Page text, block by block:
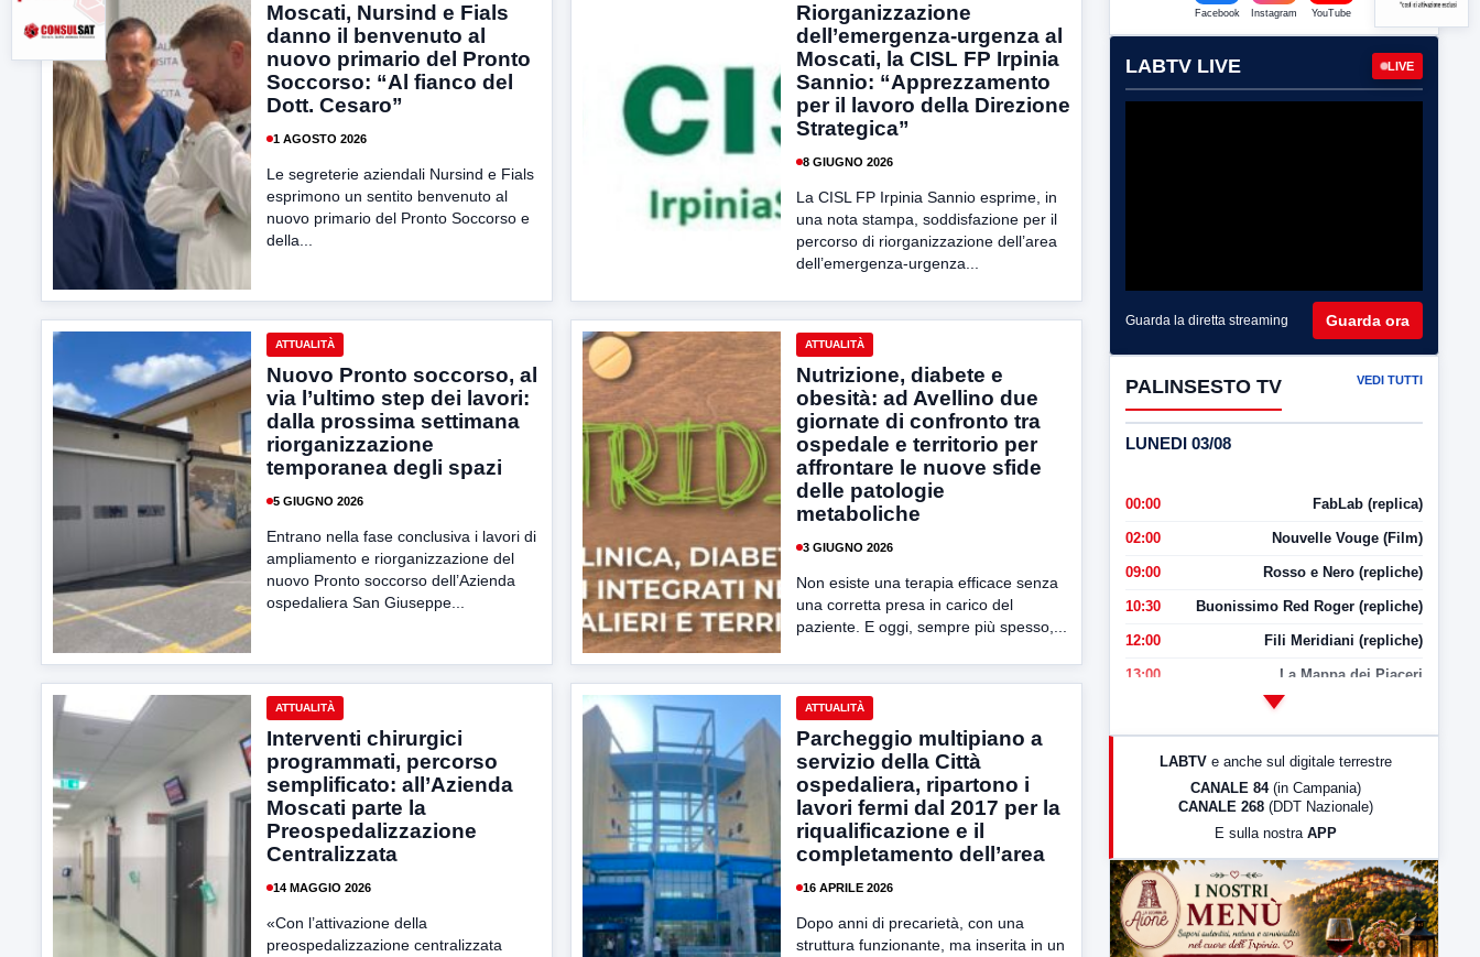
Moscati, Nursind e Fials
danno il benvenuto al
nuovo primario del Pronto
Soccorso: “Al fianco del
Dott. Cesaro”
1 AGOSTO 2026
Le segreterie aziendali Nursind e Fials
esprimono un sentito benvenuto al
nuovo primario del Pronto Soccorso e
della...
Riorganizzazione
dell’emergenza-urgenza al
Moscati, la CISL FP Irpinia
Sannio: “Apprezzamento
per il lavoro della Direzione
Strategica”
8 GIUGNO 2026
La CISL FP Irpinia Sannio esprime, in
una nota stampa, soddisfazione per il
percorso di riorganizzazione dell’area
dell’emergenza-urgenza...
ATTUALITÀ
Nuovo Pronto soccorso, al
via l’ultimo step dei lavori:
dalla prossima settimana
riorganizzazione
temporanea degli spazi
5 GIUGNO 2026
Entrano nella fase conclusiva i lavori di
ampliamento e riorganizzazione del
nuovo Pronto soccorso dell’Azienda
ospedaliera San Giuseppe...
ATTUALITÀ
Nutrizione, diabete e
obesità: ad Avellino due
giornate di confronto tra
ospedale e territorio per
affrontare le nuove sfide
delle patologie
metaboliche
3 GIUGNO 2026
Non esiste una terapia efficace senza
una corretta presa in carico del
paziente. E oggi, sempre più spesso,...
ATTUALITÀ
Interventi chirurgici
programmati, percorso
semplificato: all’Azienda
Moscati parte la
Preospedalizzazione
Centralizzata
14 MAGGIO 2026
«Con l’attivazione della
preospedalizzazione centralizzata
ATTUALITÀ
Parcheggio multipiano a
servizio della Città
ospedaliera, ripartono i
lavori fermi dal 2017 per la
riqualificazione e il
completamento dell’area
16 APRILE 2026
Dopo anni di precarietà, con una
struttura funzionante, ma inserita in un
Facebook Instagram YouTube
LABTV LIVE LIVE
Guarda la diretta streaming Guarda ora
PALINSESTO TV VEDI TUTTI
LUNEDI 03/08
00:00 FabLab (replica)
02:00 Nouvelle Vouge (Film)
09:00 Rosso e Nero (repliche)
10:30 Buonissimo Red Roger (repliche)
12:00 Fili Meridiani (repliche)
13:00 La Mappa dei Piaceri
LabNews (Diretta)
23:00 LabNews (replica)
LABTV e anche sul digitale terrestre
CANALE 84 (in Campania)
CANALE 268 (DDT Nazionale)
E sulla nostra APP